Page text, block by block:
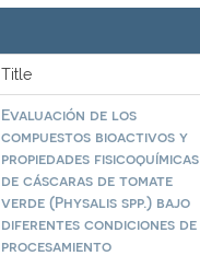
Title
Evaluación de los
compuestos bioactivos y
propiedades fisicoquímicas
de cáscaras de tomate
verde (Physalis spp.) bajo
diferentes condiciones de
procesamiento